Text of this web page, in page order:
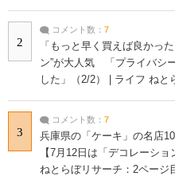
2
コメント数： 7
「もっと早く買えば良かっ
ン”が大人気 「プライバシ
した」（2/2） | ライフ ねと
3
コメント数： 7
兵庫県の「ケーキ」の名店
【7月12日は「デコレーシ
ねとらぼリサーチ：2ページ